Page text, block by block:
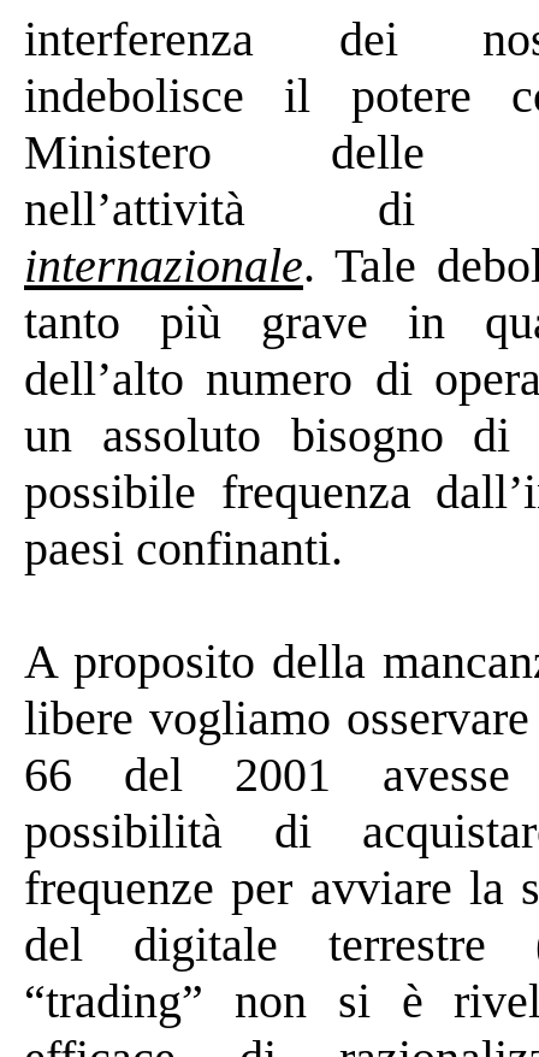
interferenza dei
indebolisce il potere
Ministero delle
nell’attività di
internazionale. Tale
tanto più grave in
dell’alto numero di
un assoluto bisogno di
possibile frequenza
paesi confinanti.
A proposito della
liberevogliamo
66 del 2001 avesse
possibilità di
frequenze per avviare la
del digitale terrestre
“trading” non si è